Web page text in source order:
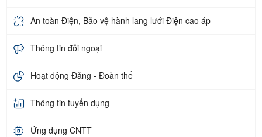
An toàn Điện, Bảo vệ hành lang lưới Điện cao áp
Thông tin đối ngoại
Hoạt động Đảng - Đoàn thể
Thông tin tuyển dụng
Ứng dụng CNTT